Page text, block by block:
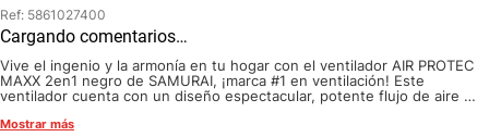
Ref: 5861027400
Cargando comentarios…
Vive el ingenio y la armonía en tu hogar con el ventilador AIR PROTEC
MAXX 2en1 negro de SAMURAI, ¡marca #1 en ventilación! Este
ventilador cuenta con un diseño espectacular, potente flujo de aire y
de tu familia. ¿Lo quieres? ¡Ya queremos que disfrutes de toda su
Mostrar más
5.
aspiradora
6.
ventilador